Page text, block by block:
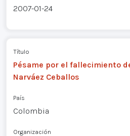
2007-01-24
Título
Pésame por el fallecimiento
Narváez Ceballos
País
Colombia
Organización